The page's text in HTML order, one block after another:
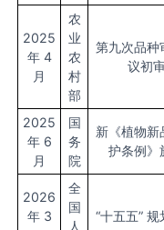
2025
年 4
月
农
业
农
村
部
第九次品种
议初
2025
年 6
月
国
务
院
新《植物新
护条例》
2026
年 3
全
国
人
“十五五”